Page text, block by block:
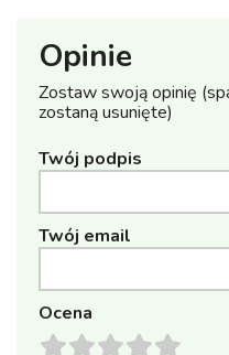
Opinie
Zostaw swoją opinię
zostaną usunięte)
Twój podpis
Twój email
Ocena